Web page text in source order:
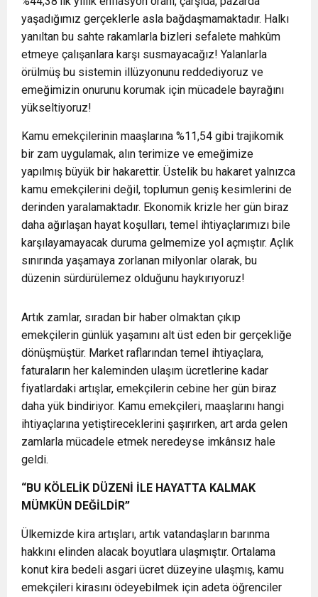
yaşadığımız gerçeklerle asla bağdaşmamaktadır. Halkı
yanıltan bu sahte rakamlarla bizleri sefalete mahkûm
etmeye çalışanlara karşı susmayacağız! Yalanlarla
örülmüş bu sistemin illüzyonunu reddediyoruz ve
emeğimizin onurunu korumak için mücadele bayrağını
yükseltiyoruz!
Kamu emekçilerinin maaşlarına %11,54 gibi trajikomik
bir zam uygulamak, alın terimize ve emeğimize
yapılmış büyük bir hakarettir. Üstelik bu hakaret yalnızca
kamu emekçilerini değil, toplumun geniş kesimlerini de
derinden yaralamaktadır. Ekonomik krizle her gün biraz
daha ağırlaşan hayat koşulları, temel ihtiyaçlarımızı bile
karşılayamayacak duruma gelmemize yol açmıştır. Açlık
sınırında yaşamaya zorlanan milyonlar olarak, bu
düzenin sürdürülemez olduğunu haykırıyoruz!
Artık zamlar, sıradan bir haber olmaktan çıkıp
emekçilerin günlük yaşamını alt üst eden bir gerçekliğe
dönüşmüştür. Market raflarından temel ihtiyaçlara,
faturaların her kaleminden ulaşım ücretlerine kadar
fiyatlardaki artışlar, emekçilerin cebine her gün biraz
daha yük bindiriyor. Kamu emekçileri, maaşlarını hangi
ihtiyaçlarına yetiştireceklerini şaşırırken, art arda gelen
zamlarla mücadele etmek neredeyse imkânsız hale
geldi.
“BU KÖLELİK DÜZENİ İLE HAYATTA KALMAK
MÜMKÜN DEĞİLDİR”
Ülkemizde kira artışları, artık vatandaşların barınma
hakkını elinden alacak boyutlara ulaşmıştır. Ortalama
konut kira bedeli asgari ücret düzeyine ulaşmış, kamu
emekçileri kirasını ödeyebilmek için adeta öğrenciler